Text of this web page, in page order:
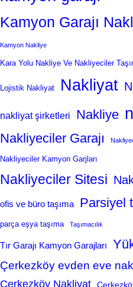
Kamyon Garajı
Kamyon Nakliye
Kara Yolu Nakliye Ve Nakliyeciler
Lojistik Nakliyat Nakliyat
nakliyat şirketleri Nakliye
Nakliyeciler Garajı
Nakliyeciler Kamyon Garjları
Nakliyeciler Sitesi
ofis ve büro taşıma Parsiyel
parça eşya taşıma Taşımacılık
Tır Garajı Kamyon Garajları
Çerkezköy evden eve
Çerkezköy Nakliyat